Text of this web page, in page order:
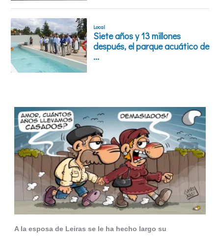
A la esposa de Leiras se le ha hecho largo su